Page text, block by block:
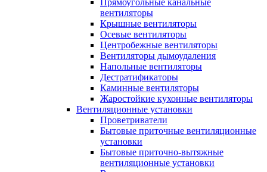
Прямоугольные канальные
вентиляторы
Крышные вентиляторы
Осевые вентиляторы
Центробежные вентиляторы
Вентиляторы дымоудаления
Напольные вентиляторы
Дестратификаторы
Каминные вентиляторы
Жаростойкие кухонные вентиляторы
Вентиляционные установки
Проветриватели
Бытовые приточные вентиляционные
установки
Бытовые приточно-вытяжные
вентиляционные установки